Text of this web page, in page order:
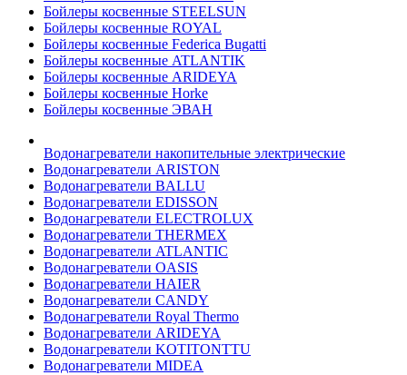
Бойлеры косвенные STEELSUN
Бойлеры косвенные ROYAL
Бойлеры косвенные Federica Bugatti
Бойлеры косвенные ATLANTIK
Бойлеры косвенные ARIDEYA
Бойлеры косвенные Horke
Бойлеры косвенные ЭВАН
Водонагреватели накопительные электрические
Водонагреватели ARISTON
Водонагреватели BALLU
Водонагреватели EDISSON
Водонагреватели ELECTROLUX
Водонагреватели THERMEX
Водонагреватели ATLANTIC
Водонагреватели OASIS
Водонагреватели HAIER
Водонагреватели CANDY
Водонагреватели Royal Thermo
Водонагреватели ARIDEYA
Водонагреватели KOTITONTTU
Водонагреватели MIDEA